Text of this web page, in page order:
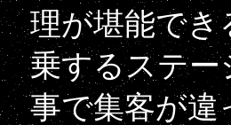
理が堪能でき
乗するステー
事で集客が